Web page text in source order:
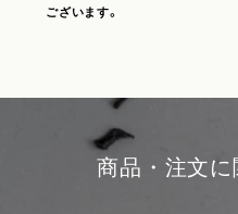
ございます。
商品・注文